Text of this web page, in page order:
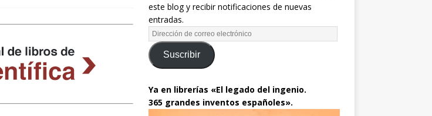
este blog y recibir notificaciones de nuevas
entradas.
Suscribir
Ya en librerías «El legado del ingenio.
365 grandes inventos españoles».